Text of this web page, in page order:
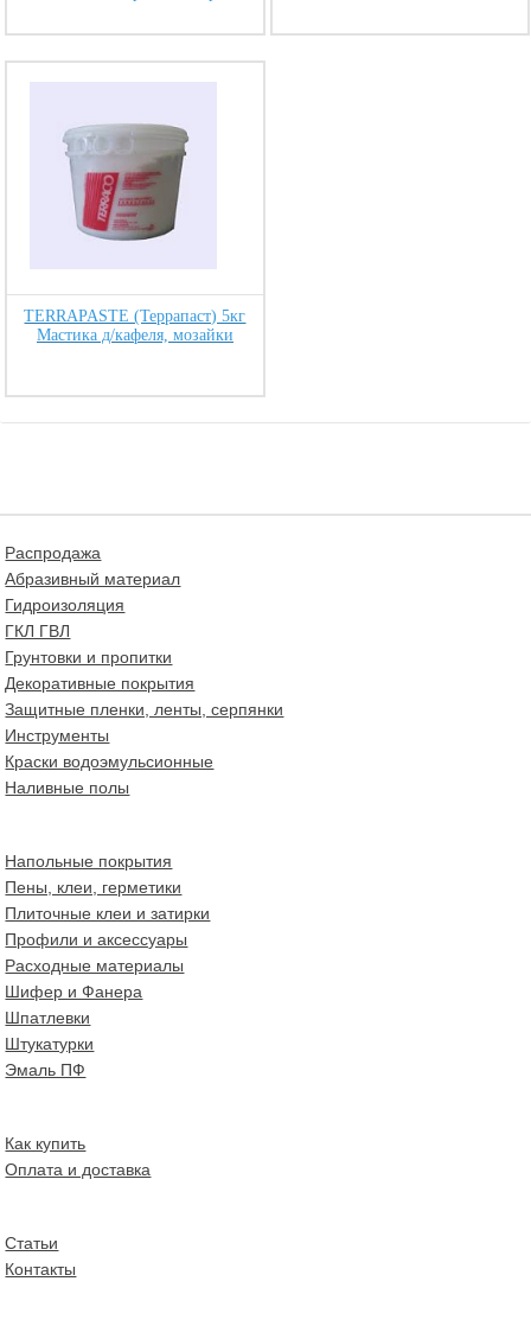
TERRAPASTE (Террапаст) 5кг
Мастика д/кафеля, мозайки
Распродажа
Абразивный материал
Гидроизоляция
ГКЛ ГВЛ
Грунтовки и пропитки
Декоративные покрытия
Защитные пленки, ленты, серпянки
Инструменты
Краски водоэмульсионные
Наливные полы
Напольные покрытия
Пены, клеи, герметики
Плиточные клеи и затирки
Профили и аксессуары
Расходные материалы
Шифер и Фанера
Шпатлевки
Штукатурки
Эмаль ПФ
Как купить
Оплата и доставка
Статьи
Контакты